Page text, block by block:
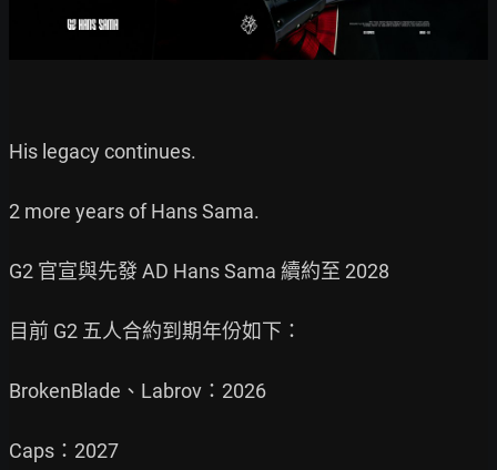
His legacy continues.
2 more years of Hans Sama.
G2 官宣與先發 AD Hans Sama 續約至 2028
目前 G2 五人合約到期年份如下：
BrokenBlade、Labrov：2026
Caps：2027